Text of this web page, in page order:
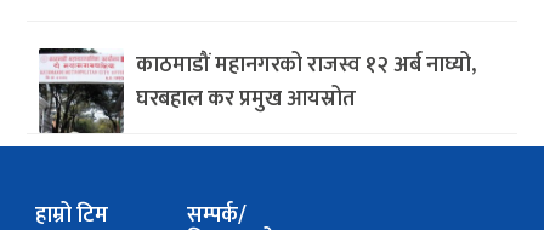
काठमाडौं महानगरको राजस्व १२ अर्ब नाघ्यो,
घरबहाल कर प्रमुख आयस्रोत
हाम्रो टिम
सम्पर्क/